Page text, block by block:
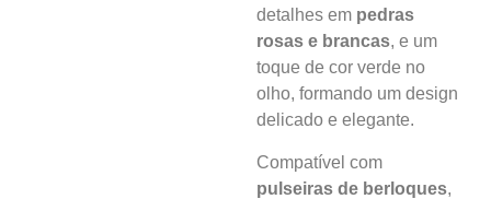
detalhes em pedras
rosas e brancas, e um
toque de cor verde no
olho, formando um design
delicado e elegante.
Compatível com
pulseiras de berloques,